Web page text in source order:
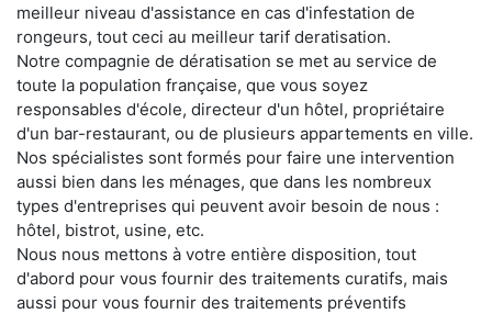
meilleur niveau d'assistance en cas d'infestation de
rongeurs, tout ceci au meilleur tarif deratisation.
Notre compagnie de dératisation se met au service de
toute la population française, que vous soyez
responsables d'école, directeur d'un hôtel, propriétaire
d'un bar-restaurant, ou de plusieurs appartements en ville.
Nos spécialistes sont formés pour faire une intervention
aussi bien dans les ménages, que dans les nombreux
types d'entreprises qui peuvent avoir besoin de nous :
hôtel, bistrot, usine, etc.
Nous nous mettons à votre entière disposition, tout
d'abord pour vous fournir des traitements curatifs, mais
aussi pour vous fournir des traitements préventifs